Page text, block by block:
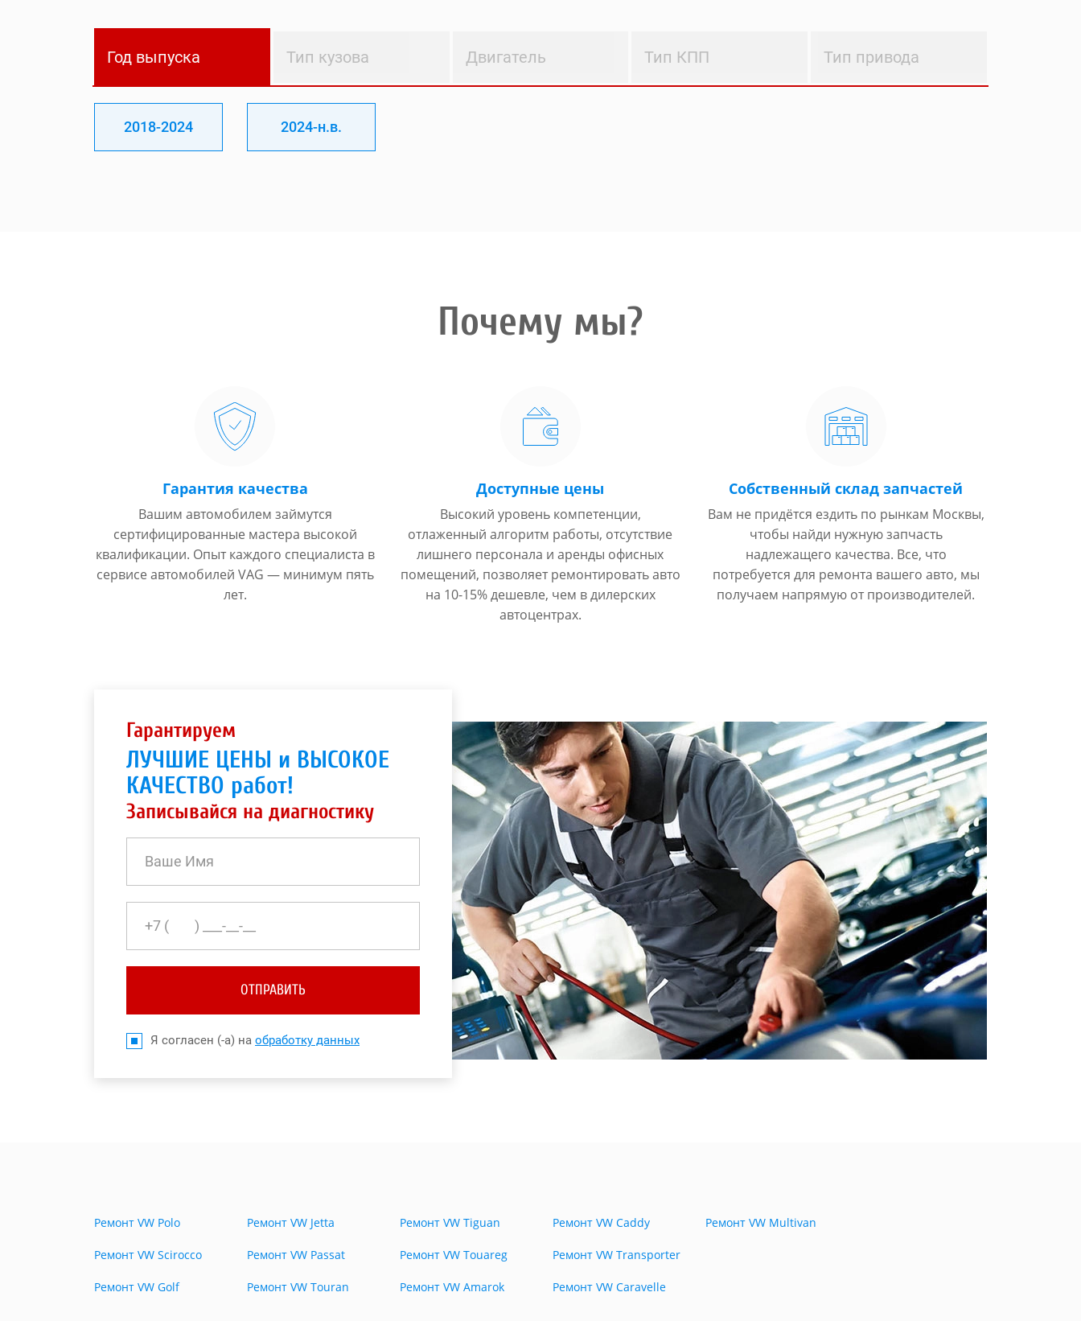
Год выпуска Тип кузова Двигатель Тип КПП Тип привода
2018-2024 2024-н.в.
Почему мы?
Гарантия качества
Вашим автомобилем займутся
сертифицированные мастера высокой
квалификации. Опыт каждого специалиста в
сервисе автомобилей VAG — минимум пять
лет.
Доступные цены
Высокий уровень компетенции,
отлаженный алгоритм работы, отсутствие
лишнего персонала и аренды офисных
помещений, позволяет ремонтировать авто
на 10-15% дешевле, чем в дилерских
автоцентрах.
Собственный склад запчастей
Вам не придётся ездить по рынкам Москвы,
чтобы найди нужную запчасть
надлежащего качества. Все, что
потребуется для ремонта вашего авто, мы
получаем напрямую от производителей.
Гарантируем
ЛУЧШИЕ ЦЕНЫ и ВЫСОКОЕ
КАЧЕСТВО работ!
Записывайся на диагностику
ОТПРАВИТЬ
Я согласен (-а) на обработку данных
Ремонт VW Polo
Ремонт VW Scirocco
Ремонт VW Golf
Ремонт VW Jetta
Ремонт VW Passat
Ремонт VW Touran
Ремонт VW Tiguan
Ремонт VW Touareg
Ремонт VW Amarok
Ремонт VW Caddy
Ремонт VW Transporter
Ремонт VW Caravelle
Ремонт VW Multivan